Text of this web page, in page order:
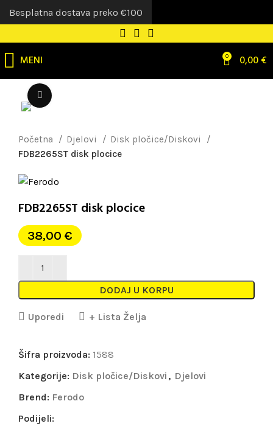
MENI 0 0,00€
Početna Djelovi
Disk pločice/Diskovi
FDB2265ST disk plocice
FDB2265ST disk plocice
38,00 €
DODAJ U KORPU
Uporedi + Lista Želja
Šifra proizvoda: 1588
Kategorije: Disk pločice/Diskovi , Djelovi
Brend: Ferodo
Podijeli:
Besplatna dostava preko €100